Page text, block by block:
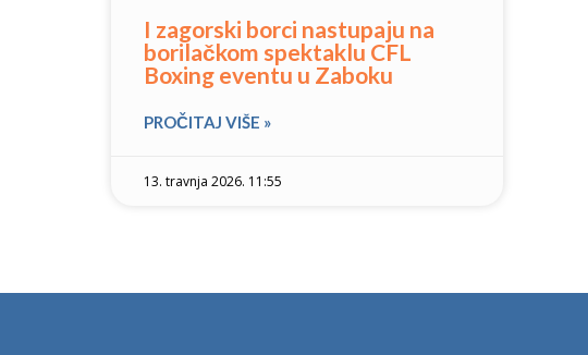
I zagorski borci nastupaju na
borilačkom spektaklu CFL
Boxing eventu u Zaboku
PROČITAJ VIŠE »
13. travnja 2026. 11:55